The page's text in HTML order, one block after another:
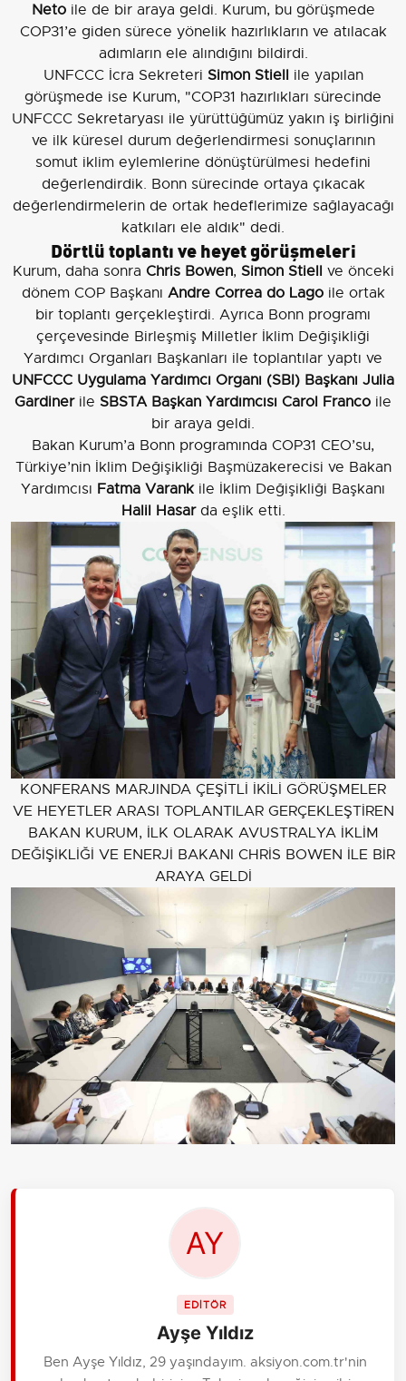
Netoile de bir araya geldi. Kurum, bu görüşmede
COP31’e giden sürece yönelik hazırlıkların ve atılacak
adımların ele alındığını bildirdi.
UNFCCC İcra Sekreteri Simon Stiell ile yapılan
görüşmede ise Kurum, "COP31 hazırlıkları sürecinde
UNFCCC Sekretaryası ile yürüttüğümüz yakın iş birliğini
ve ilk küresel durum değerlendirmesi sonuçlarının
somut iklim eylemlerine dönüştürülmesi hedefini
değerlendirdik. Bonn sürecinde ortaya çıkacak
değerlendirmelerin de ortak hedeflerimize sağlayacağı
katkıları ele aldık" dedi.
Dörtlü toplantı ve heyet görüşmeleri
Kurum, daha sonra Chris Bowen, Simon Stiell ve önceki
dönem COP Başkanı Andre Correa do Lagoile ortak
bir toplantı gerçekleştirdi. Ayrıca Bonn programı
çerçevesinde Birleşmiş Milletler İklim Değişikliği
Yardımcı Organları Başkanları ile toplantılar yaptı ve
UNFCCC Uygulama Yardımcı Organı (SBI) Başkanı Julia
Gardinerile SBSTA Başkan Yardımcısı Carol Franco ile
bir araya geldi.
Bakan Kurum’a Bonn programında COP31 CEO’su,
Türkiye’nin İklim Değişikliği Başmüzakerecisi ve Bakan
Yardımcısı Fatma Varankile İklim Değişikliği Başkanı
Halil Hasarda eşlik etti.
KONFERANS MARJINDA ÇEŞİTLİ İKİLİ GÖRÜŞMELER
VE HEYETLER ARASI TOPLANTILAR GERÇEKLEŞTİREN
BAKAN KURUM, İLK OLARAK AVUSTRALYA İKLİM
DEĞİŞİKLİĞİ VE ENERJİ BAKANI CHRİS BOWEN İLE BİR
ARAYA GELDİ
EDİTÖR
Ayşe Yıldız
Ben Ayşe Yıldız, 29 yaşındayım. aksiyon.com.tr'nin